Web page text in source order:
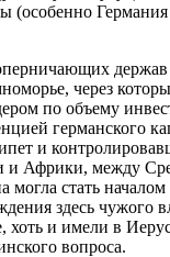
через
по объему
германского
и
и Африки, между
стать
здесь чужого
и имели в
вопроса.